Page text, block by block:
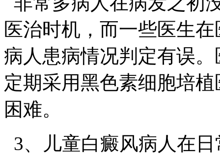
医治时机，而一些医生
病人患病情况判定有误
定期采用黑色素细胞培
困难。
3、儿童白癜风病人在